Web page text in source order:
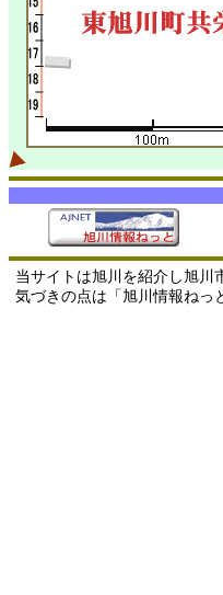
当サイトは旭川を紹介し旭川
気づきの点は「旭川情報ねっ